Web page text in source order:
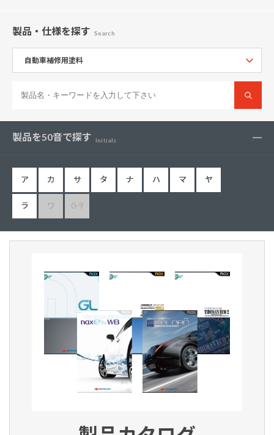
製品・仕様を探す Search
製品を50音で探す Initials
ア カ サ タ ナ ハ マ ヤ
ラ ワ 0-9